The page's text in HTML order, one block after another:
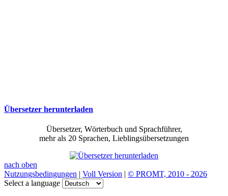
Übersetzer herunterladen
Übersetzer, Wörterbuch und Sprachführer,
mehr als 20 Sprachen, Lieblingsübersetzungen
nach oben
Nutzungsbedingungen | Voll Version | © PROMT, 2010 - 2026
Select a language